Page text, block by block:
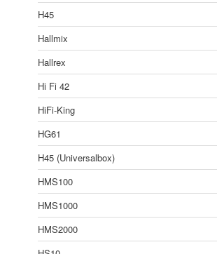
H45
Hallmix
Hallrex
Hi Fi 42
HiFi-King
HG61
H45 (Universalbox)
HMS100
HMS1000
HMS2000